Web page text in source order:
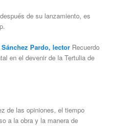
de su lanzamiento, es
Pardo, lectorRecuerdo
en el devenir de la Tertulia de
de las opiniones, el tiempo
a la obra y la manera de